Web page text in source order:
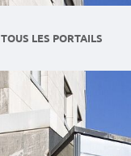
TOUS LES PORTAILS